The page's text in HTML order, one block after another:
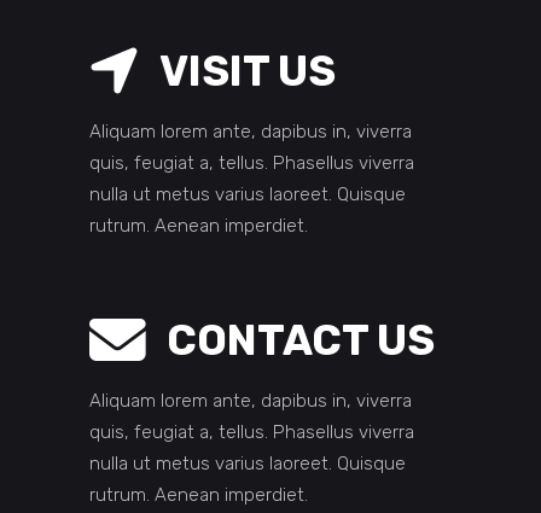
VISIT US
Aliquam lorem ante, dapibus in, viverra
quis, feugiat a, tellus. Phasellus viverra
nulla ut metus varius laoreet. Quisque
rutrum. Aenean imperdiet.
CONTACT US
Aliquam lorem ante, dapibus in, viverra
quis, feugiat a, tellus. Phasellus viverra
nulla ut metus varius laoreet. Quisque
rutrum. Aenean imperdiet.